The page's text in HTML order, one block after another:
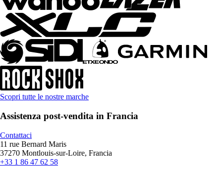
Scopri tutte le nostre marche
Assistenza post-vendita in Francia
Contattaci
11 rue Bernard Maris
37270 Montlouis-sur-Loire, Francia
+33 1 86 47 62 58